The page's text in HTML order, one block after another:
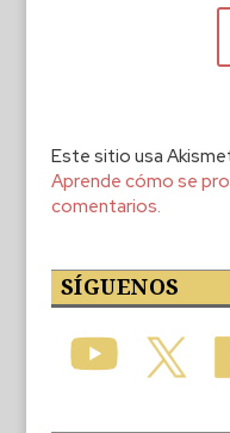
Este sitio usa
Aprende cómo se
comentarios.
SÍGUENOS